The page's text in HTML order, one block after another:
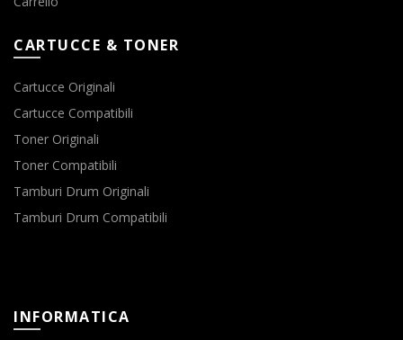
CARTUCCE & TONER
Cartucce Originali
Cartucce Compatibili
Toner Originali
Toner Compatibili
Tamburi Drum Originali
Tamburi Drum Compatibili
INFORMATICA